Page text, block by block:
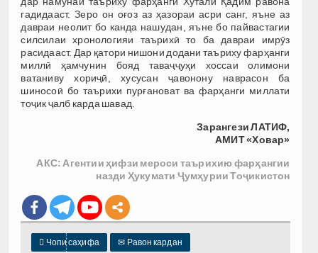
гадидааст. Зеро он оғоз аз ҳазораи асри санг, яъне аз
давраи неолит бо канда нашудан, яъне бо пайвастагии
силсилаи хронологияи таърихӣ то ба давраи имрӯз
расидааст. Дар қатори нишони додани таъриху фарҳанги
миллӣ ҳамчунин бояд таваҷҷуҳи хоссаи олимони
ватаниву хориҷӣ, хусусан ҷавонону наврасон ба
шиносоӣ бо таърихи пурғановат ва фарҳанги миллати
тоҷик ҷалб карда шавад.
Зарангези ЛАТИФ,
АМИТ «Ховар»
АКС: Агентии ҳифзи мероси таърихию фарҳангии
назди Ҳукумати Ҷумҳурии Тоҷикистон
 Чопи саҳифа ✉ Равон кардан